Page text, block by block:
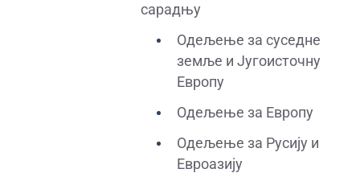
сарадњу
Одељење за суседне
земље и Југоисточну
Европу
Одељење за Европу
Одељење за Русију и
Евроазију